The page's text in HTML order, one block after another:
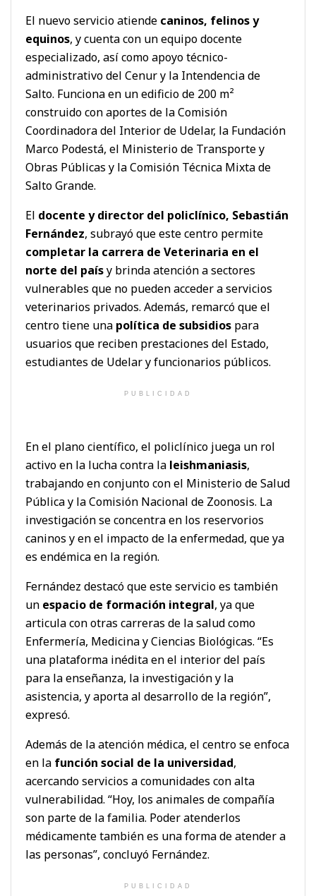
El nuevo servicio atiende caninos, felinos y
equinos, y cuenta con un equipo docente
especializado, así como apoyo técnico-
administrativo del Cenur y la Intendencia de
Salto. Funciona en un edificio de 200 m²
construido con aportes de la Comisión
Coordinadora del Interior de Udelar, la Fundación
Marco Podestá, el Ministerio de Transporte y
Obras Públicas y la Comisión Técnica Mixta de
Salto Grande.
El docente y director del policlínico, Sebastián
Fernández, subrayó que este centro permite
completar la carrera de Veterinaria en el
norte del paísy brinda atención a sectores
vulnerables que no pueden acceder a servicios
veterinarios privados. Además, remarcó que el
centro tiene una política de subsidios para
usuarios que reciben prestaciones del Estado,
estudiantes de Udelar y funcionarios públicos.
PUBLICIDAD
En el plano científico, el policlínico juega un rol
activo en la lucha contra la leishmaniasis,
trabajando en conjunto con el Ministerio de Salud
Pública y la Comisión Nacional de Zoonosis. La
investigación se concentra en los reservorios
caninos y en el impacto de la enfermedad, que ya
es endémica en la región.
Fernández destacó que este servicio es también
un espacio de formación integral, ya que
articula con otras carreras de la salud como
Enfermería, Medicina y Ciencias Biológicas. “Es
una plataforma inédita en el interior del país
para la enseñanza, la investigación y la
asistencia, y aporta al desarrollo de la región”,
expresó.
Además de la atención médica, el centro se enfoca
en la función social de la universidad,
acercando servicios a comunidades con alta
vulnerabilidad. “Hoy, los animales de compañía
son parte de la familia. Poder atenderlos
médicamente también es una forma de atender a
las personas”, concluyó Fernández.
PUBLICIDAD